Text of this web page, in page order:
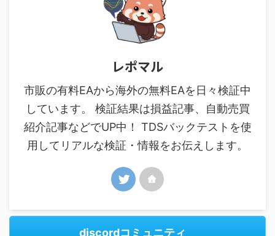
レポマル
市販の有料EAから海外の無料EAを日々検証中
しています。 検証結果は損益記事、自動売買
紹介記事などでUP中！ TDSバックテストを使
用してリアルな検証・情報をお伝えします。
discordコミュニティ